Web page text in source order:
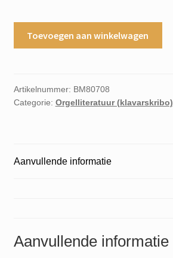
VI
Psalm
Harmonium
Toevoegen aan winkelwagen
Artikelnummer: BM80708
Categorie: Orgelliteratuur (klavarskribo)
Aanvullende informatie
Aanvullende informatie